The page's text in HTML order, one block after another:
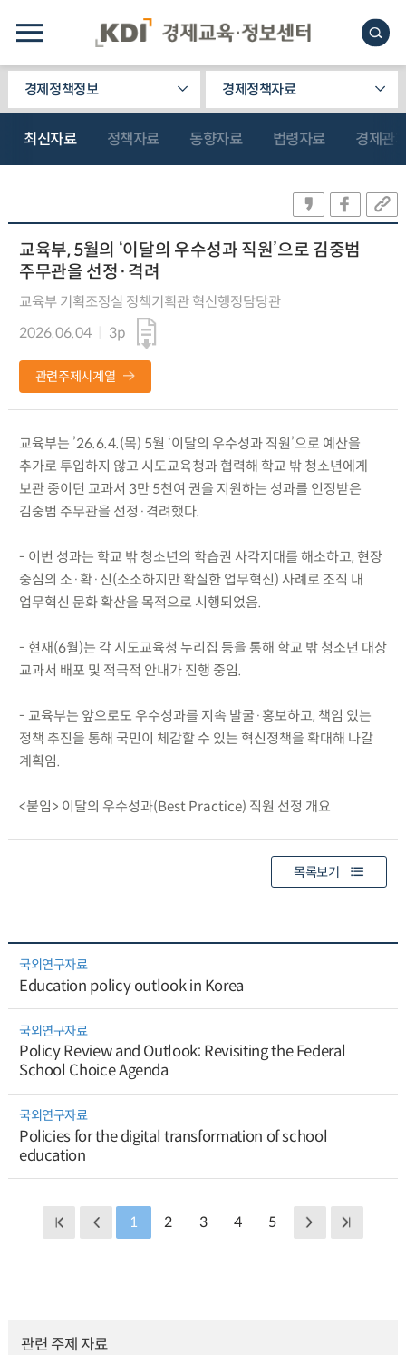
경제정책정보 경제정책자료
최신자료 정책자료 동향자료 법령자료 경제관
교육부, 5월의 ‘이달의 우수성과 직원’으로 김중범
주무관을 선정·격려
교육부 기획조정실 정책기획관 혁신행정담당관
2026.06.04
3p
관련주제시계열
교육부는 ’26.6.4.(목) 5월 ‘이달의 우수성과 직원’으로 예산을
추가로 투입하지 않고 시도교육청과 협력해 학교 밖 청소년에게
보관 중이던 교과서 3만 5천여 권을 지원하는 성과를 인정받은
김중범 주무관을 선정·격려했다.
- 이번 성과는 학교 밖 청소년의 학습권 사각지대를 해소하고, 현장
중심의 소·확·신(소소하지만 확실한 업무혁신) 사례로 조직 내
업무혁신 문화 확산을 목적으로 시행되었음.
- 현재(6월)는 각 시도교육청 누리집 등을 통해 학교 밖 청소년 대상
교과서 배포 및 적극적 안내가 진행 중임.
- 교육부는 앞으로도 우수성과를 지속 발굴·홍보하고, 책임 있는
정책 추진을 통해 국민이 체감할 수 있는 혁신정책을 확대해 나갈
계획임.
<붙임> 이달의 우수성과(Best Practice) 직원 선정 개요
목록보기
국외연구자료
Education policy outlook in Korea
국외연구자료
Policy Review and Outlook: Revisiting the Federal
School Choice Agenda
국외연구자료
Policies for the digital transformation of school
education
1 2 3 4 5
관련 주제 자료